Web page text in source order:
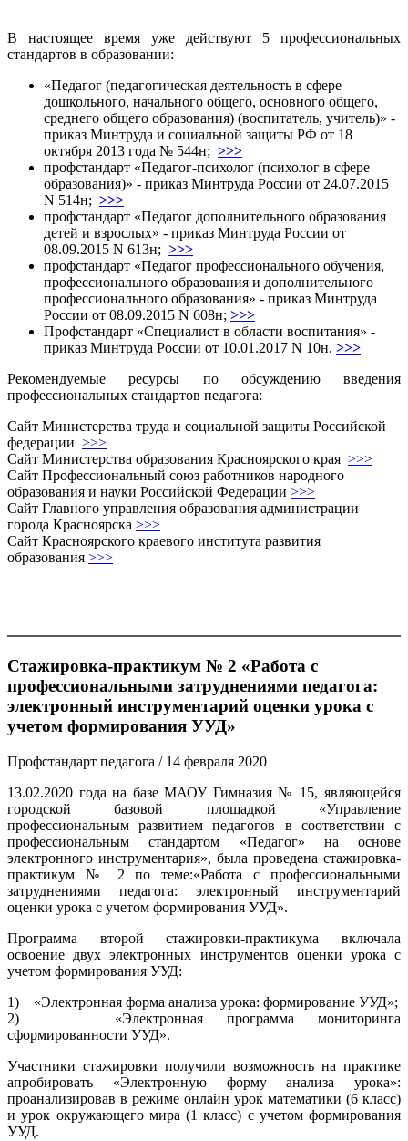
В настоящее время уже действуют 5 профессиональных
стандартов в образовании:
«Педагог (педагогическая деятельность в сфере
дошкольного, начального общего, основного общего,
среднего общего образования) (воспитатель, учитель)» -
приказ Минтруда и социальной защиты РФ от 18
октября 2013 года № 544н; >>>
профстандарт «Педагог-психолог (психолог в сфере
образования)» - приказ Минтруда России от 24.07.2015
N 514н; >>>
профстандарт «Педагог дополнительного образования
детей и взрослых» - приказ Минтруда России от
08.09.2015 N 613н; >>>
профстандарт «Педагог профессионального обучения,
профессионального образования и дополнительного
профессионального образования» - приказ Минтруда
России от 08.09.2015 N 608н; >>>
Профстандарт «Специалист в области воспитания» -
приказ Минтруда России от 10.01.2017 N 10н. >>>
Рекомендуемые ресурсы по обсуждению введения
профессиональных стандартов педагога:
Сайт Министерства труда и социальной защиты Российской
федерации >>>
Сайт Министерства образования Красноярского края >>>
Сайт Профессиональный союз работников народного
образования и науки Российской Федерации >>>
Сайт Главного управления образования администрации
города Красноярска >>>
Сайт Красноярского краевого института развития
образования >>>
Стажировка-практикум № 2 «Работа с
профессиональными затруднениями педагога:
электронный инструментарий оценки урока с
учетом формирования УУД»
Профстандарт педагога / 14 февраля 2020
13.02.2020 года на базе МАОУ Гимназия № 15, являющейся
городской базовой площадкой «Управление
профессиональным развитием педагогов в соответствии с
профессиональным стандартом «Педагог» на основе
электронного инструментария», была проведена стажировка-
практикум № 2 по теме:«Работа с профессиональными
затруднениями педагога: электронный инструментарий
оценки урока с учетом формирования УУД».
Программа второй стажировки-практикума включала
освоение двух электронных инструментов оценки урока с
учетом формирования УУД:
1) «Электронная форма анализа урока: формирование УУД»;
2) «Электронная программа мониторинга
сформированности УУД».
Участники стажировки получили возможность на практике
апробировать «Электронную форму анализа урока»:
проанализировав в режиме онлайн урок математики (6 класс)
и урок окружающего мира (1 класс) с учетом формирования
УУД.